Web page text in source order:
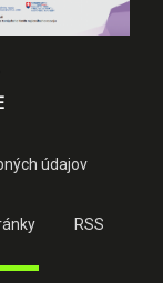
údajov
RSS